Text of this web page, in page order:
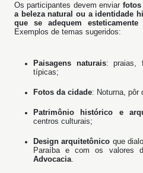
Os participantes devem enviar fotos
a beleza natural ou a identidade
que se adequem
Exemplos de temas sugeridos:
Paisagens naturais: praias,
típicas;
Fotos da cidade: Noturna, pôr
Patrimônio histórico e
centros culturais;
Design arquitetônico que
Paraíba e com os valores
Advocacia.